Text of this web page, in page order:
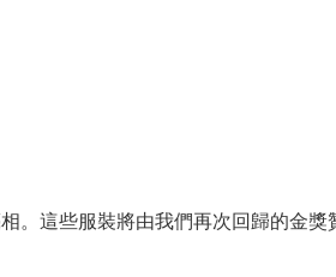
。這些服裝將由我們再次回歸的金獎